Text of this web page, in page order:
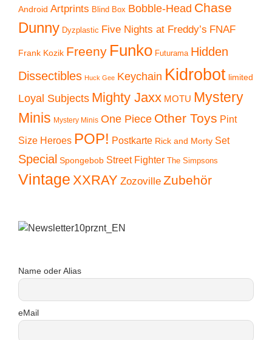
Android Artprints Blind Box Bobble-Head Chase
Dunny Dyzplastic Five Nights at Freddy’s FNAF
Frank Kozik Freeny Funko Futurama Hidden
Dissectibles Huck Gee Keychain Kidrobot limited
Loyal Subjects Mighty Jaxx MOTU Mystery
Minis Mystery Minis One Piece Other Toys Pint
Size Heroes POP! Postkarte Rick and Morty Set
Special Spongebob Street Fighter The Simpsons
Vintage XXRAY Zozoville Zubehör
Name oder Alias
eMail